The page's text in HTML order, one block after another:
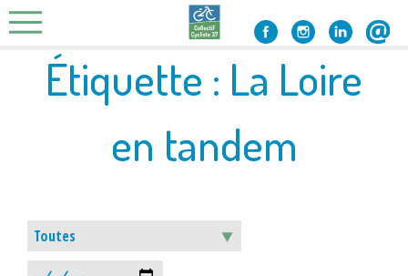
Skip
to
Étiquette : La Loire
en tandem